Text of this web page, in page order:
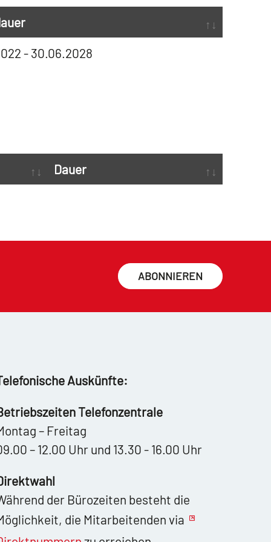
- 30.06.2028
Dauer
ABONNIEREN
Auskünfte:
Telefonzentrale
– Freitag
– 12.00 Uhr und 13.30 - 16.00 Uhr
der Bürozeiten besteht die
die Mitarbeitenden via